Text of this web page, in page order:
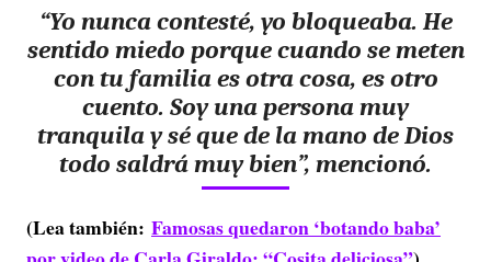
“Yo nunca contesté, yo bloqueaba. He
sentido miedo porque cuando se meten
con tu familia es otra cosa, es otro
cuento. Soy una persona muy
tranquilay sé que de la mano de Dios
todo saldrá muy bien”, mencionó.
(Lea también: Famosas quedaron ‘botando baba’